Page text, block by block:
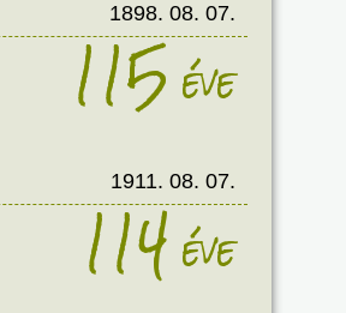
1898. 08. 07.
115éve
1911. 08. 07.
114éve